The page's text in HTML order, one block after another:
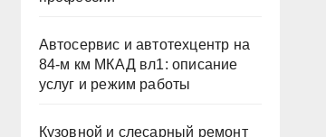
Автосервис и автотехцентр на
84-м км МКАД вл1: описание
услуг и режим работы
Кузовной и слесарный ремонт